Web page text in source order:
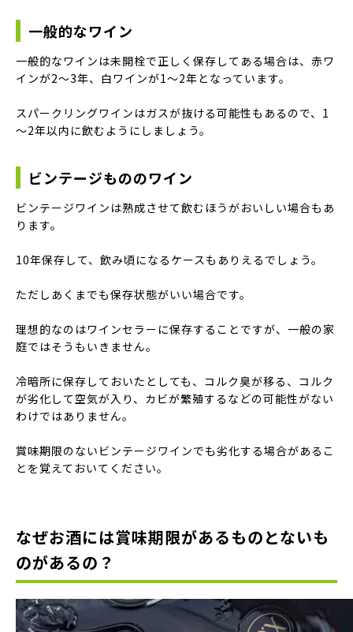
一般的なワイン
一般的なワインは未開栓で正しく保存してある場合は、赤ワ
インが2～3年、白ワインが1～2年となっています。
スパークリングワインはガスが抜ける可能性もあるので、1
～2年以内に飲むようにしましょう。
ビンテージもののワイン
ビンテージワインは熟成させて飲むほうがおいしい場合もあ
ります。
10年保存して、飲み頃になるケースもありえるでしょう。
ただしあくまでも保存状態がいい場合です。
理想的なのはワインセラーに保存することですが、一般の家
庭ではそうもいきません。
冷暗所に保存しておいたとしても、コルク臭が移る、コルク
が劣化して空気が入り、カビが繁殖するなどの可能性がない
わけではありません。
賞味期限のないビンテージワインでも劣化する場合があるこ
とを覚えておいてください。
なぜお酒には賞味期限があるものとないも
のがあるの？